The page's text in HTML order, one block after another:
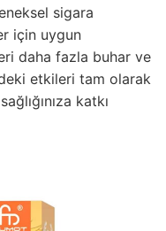
sigara
için uygun
daha fazla buhar ve
etkileri tam olarak
katkı